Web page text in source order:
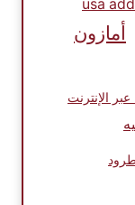
usa
أمازون
عبر الإنترنت